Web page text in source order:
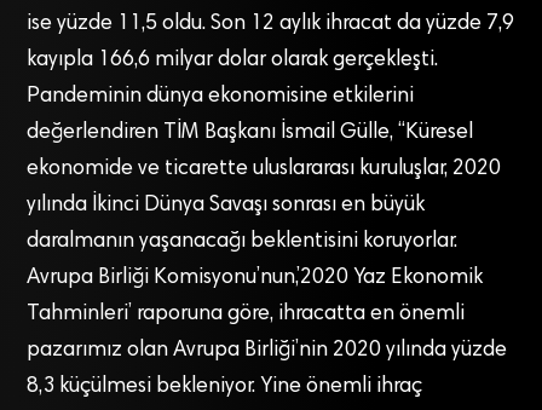
ise yüzde 11,5 oldu. Son 12 aylık ihracat da yüzde 7,9
kayıpla 166,6 milyar dolar olarak gerçekleşti.
Pandeminin dünya ekonomisine etkilerini
değerlendiren TİM Başkanı İsmail Gülle, “Küresel
ekonomide ve ticarette uluslararası kuruluşlar, 2020
yılında İkinci Dünya Savaşı sonrası en büyük
daralmanın yaşanacağı beklentisini koruyorlar.
Avrupa Birliği Komisyonu’nun,’2020 Yaz Ekonomik
Tahminleri’ raporuna göre, ihracatta en önemli
pazarımız olan Avrupa Birliği’nin 2020 yılında yüzde
8,3 küçülmesi bekleniyor. Yine önemli ihraç